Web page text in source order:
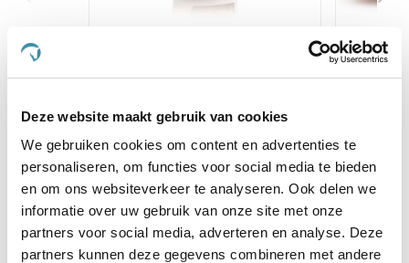
Deze website maakt gebruik van cookies
We gebruiken cookies om content en advertenties te
personaliseren, om functies voor social media te bieden
en om ons websiteverkeer te analyseren. Ook delen we
informatie over uw gebruik van onze site met onze
partners voor social media, adverteren en analyse. Deze
partners kunnen deze gegevens combineren met andere
Voeg toe aan winkeltas Voeg
Anderen kochten ook